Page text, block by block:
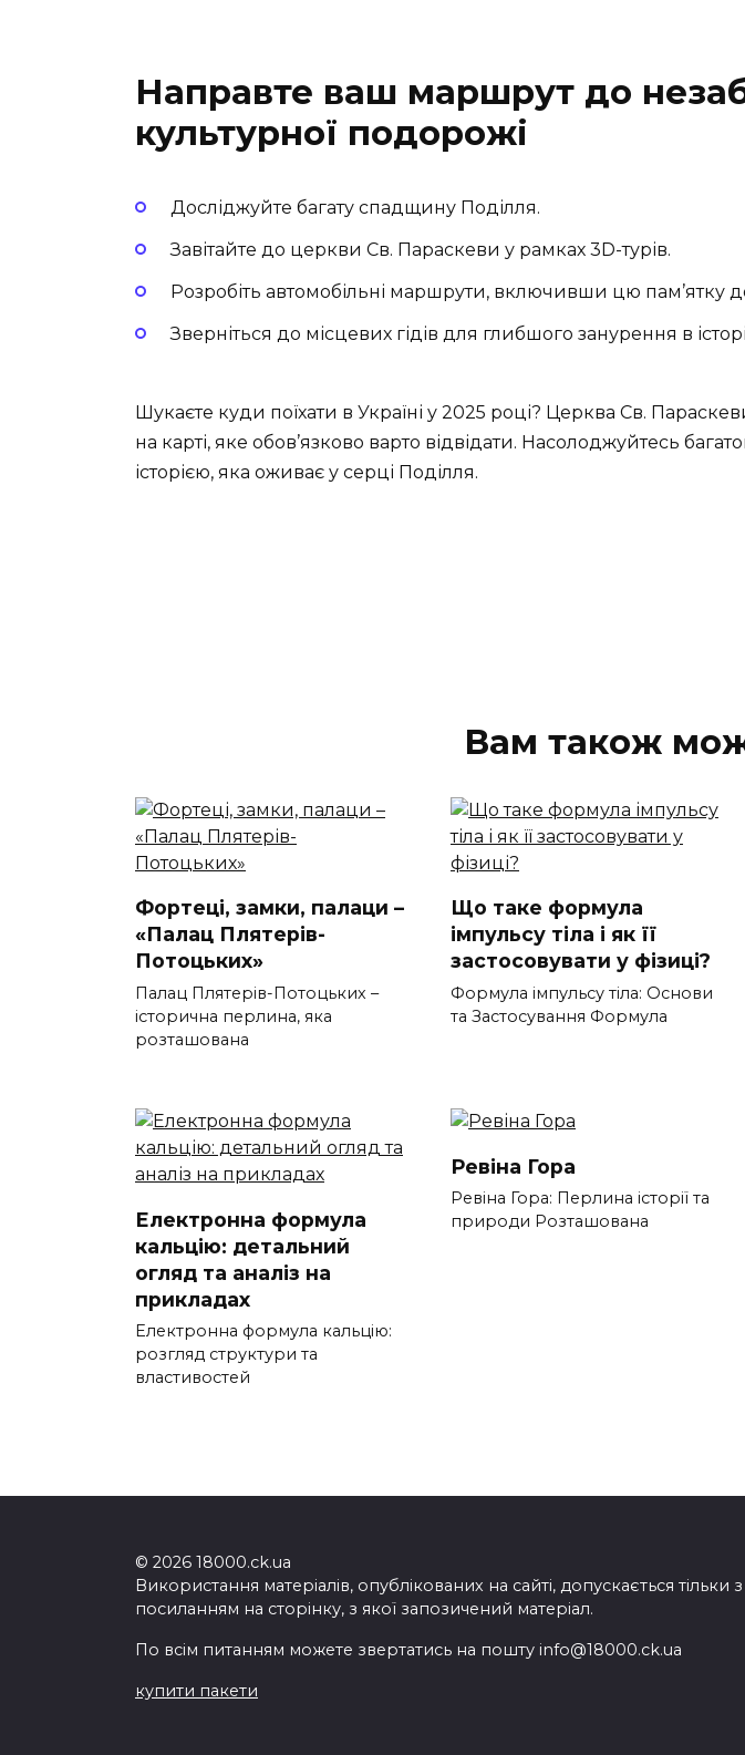
Направте ваш маршрут до
культурної подорожі
Досліджуйте багату спадщину Поділля.
Завітайте до церкви Св. Параскеви у рамках 3D-турів.
Розробіть автомобільні маршрути, включивши цю пам’ятку
Зверніться до місцевих гідів для глибшого занурення в
Шукаєте куди поїхати в Україні у 2025 році? Церква Св.
на карті, яке обов’язково варто відвідати. Насолоджуйтесь
історією, яка оживає у серці Поділля.
Вам також
Фортеці, замки, палаци –
«Палац Плятерів-
Потоцьких»
Палац Плятерів-Потоцьких –
історична перлина, яка
розташована
Що таке формула
імпульсу тіла і як її
застосовувати у фізиці?
Формула імпульсу тіла: Основи
та Застосування Формула
Електронна формула
кальцію: детальний
огляд та аналіз на
прикладах
Електронна формула кальцію:
розгляд структури та
властивостей
Ревіна Гора
Ревіна Гора: Перлина історії та
природи Розташована
© 2026 18000.ck.ua
Використання матеріалів, опублікованих на сайті, допускається
посиланням на сторінку, з якої запозичений матеріал.
По всім питанням можете звертатись на пошту info@18000.ck.ua
купити пакети